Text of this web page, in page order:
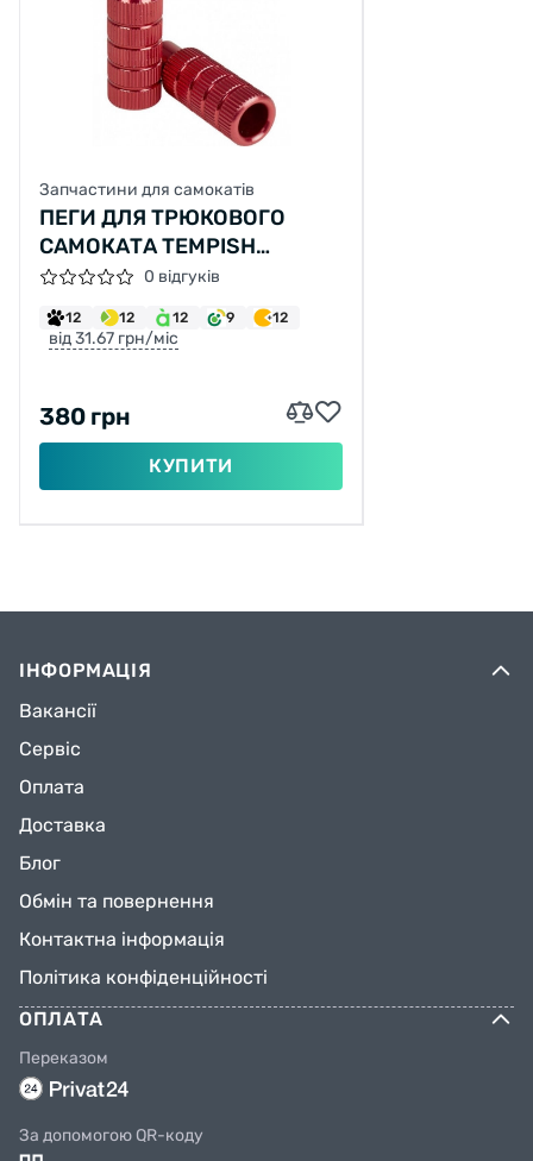
Запчастини для самокатів
ПЕГИ ДЛЯ ТРЮКОВОГО
САМОКАТА TEMPISH
ЧЕРВОНИЙ0 відгуків
12 12 12 9 12
від 31.67 грн/міс
380 грн
КУПИТИ
ІНФОРМАЦІЯ
Вакансії
Сервіс
Оплата
Доставка
Блог
Обмін та повернення
Контактна інформація
Політика конфіденційності
ОПЛАТА
Переказом
За допомогою QR-коду